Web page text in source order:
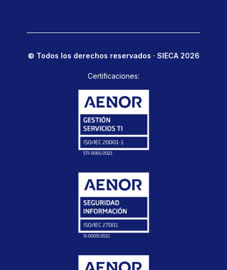
© Todos los derechos reservados · SIECA 2026
Certificaciones: